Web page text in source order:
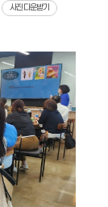
사진 다운받기